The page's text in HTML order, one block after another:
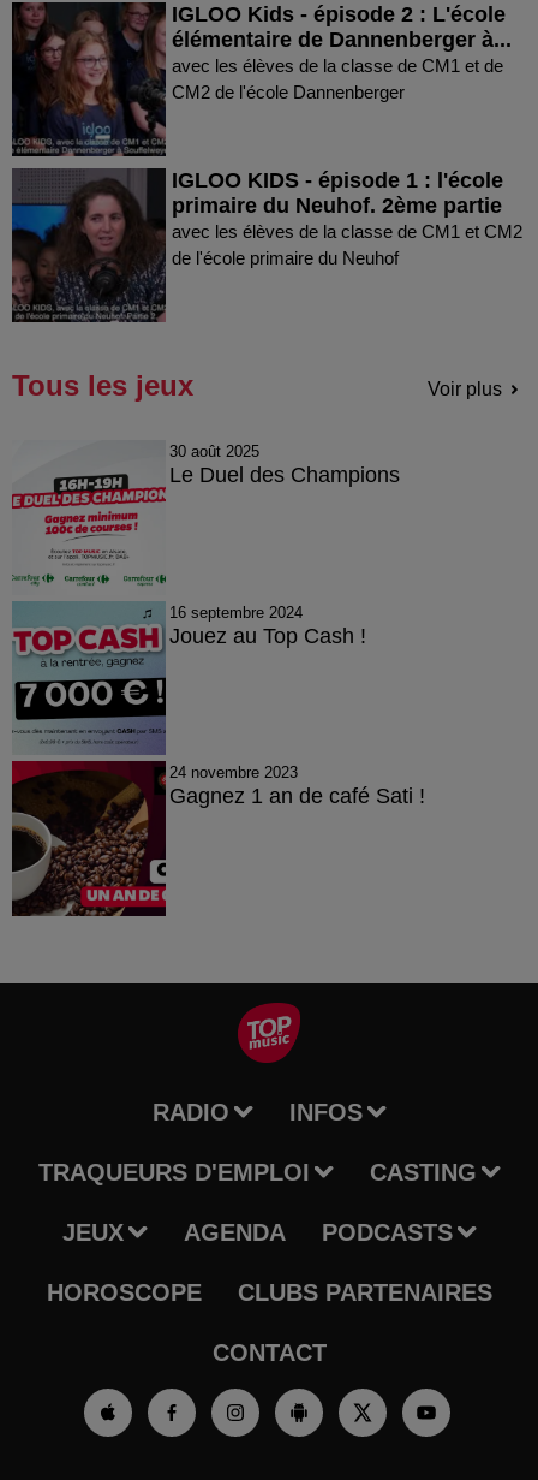
IGLOO Kids - épisode 2 : L'école
élémentaire de Dannenberger à...
avec les élèves de la classe de CM1 et de
CM2 de l'école Dannenberger
IGLOO KIDS - épisode 1 : l'école
primaire du Neuhof. 2ème partie
avec les élèves de la classe de CM1 et CM2
de l'école primaire du Neuhof
Tous les jeux Voir plus
30 août 2025
Le Duel des Champions
16 septembre 2024
Jouez au Top Cash !
24 novembre 2023
Gagnez 1 an de café Sati !
RADIO INFOS
TRAQUEURS D'EMPLOI CASTING
JEUX AGENDA PODCASTS
HOROSCOPE CLUBS PARTENAIRES
CONTACT